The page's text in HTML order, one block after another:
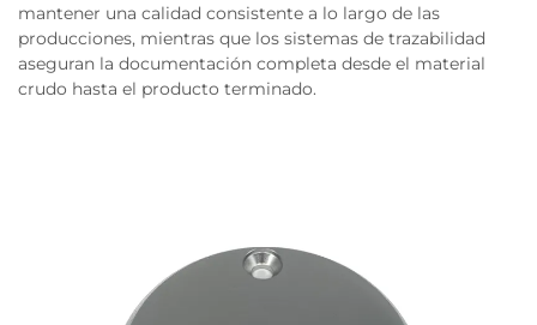
mantener una calidad consistente a lo largo de las
producciones, mientras que los sistemas de trazabilidad
aseguran la documentación completa desde el material
crudo hasta el producto terminado.